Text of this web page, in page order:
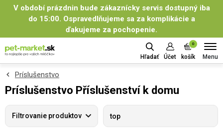
V období prázdnin bude zákaznícky servis dostupný iba
do 15:00. Ospravedlňujeme sa za komplikácie a
ďakujeme za pochopenie.
Hľadať Účet
0
košík Menu
Príslušenstvo
Príslušenstvo Příslušenství k domu
Filtrovanie produktov top